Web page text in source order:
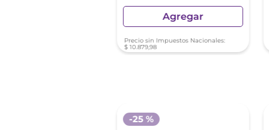
Agregar
Precio sin Impuestos Nacionales:
$ 10.879,98
-25 %